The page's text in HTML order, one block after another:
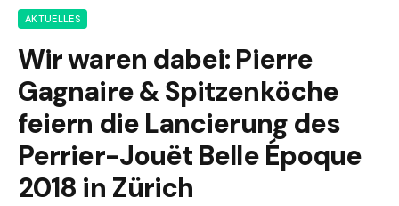
AKTUELLES
Wir waren dabei: Pierre
Gagnaire & Spitzenköche
feiern die Lancierung des
Perrier-Jouët Belle Époque
2018 in Zürich